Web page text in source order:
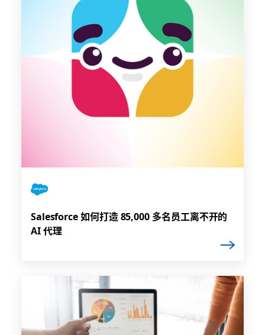
Salesforce 如何打造 85,000 多名员工离不开的
AI 代理